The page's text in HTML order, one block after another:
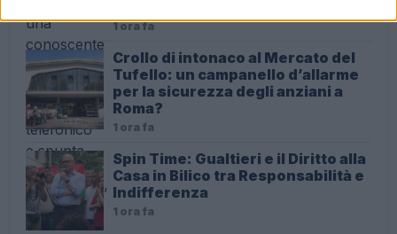
1 ora fa
Crollo di intonaco al Mercato del
Tufello: un campanello d’allarme
per la sicurezza degli anziani a
Roma?
1 ora fa
Spin Time: Gualtieri e il Diritto alla
Casa in Bilico tra Responsabilità e
Indifferenza
1 ora fa